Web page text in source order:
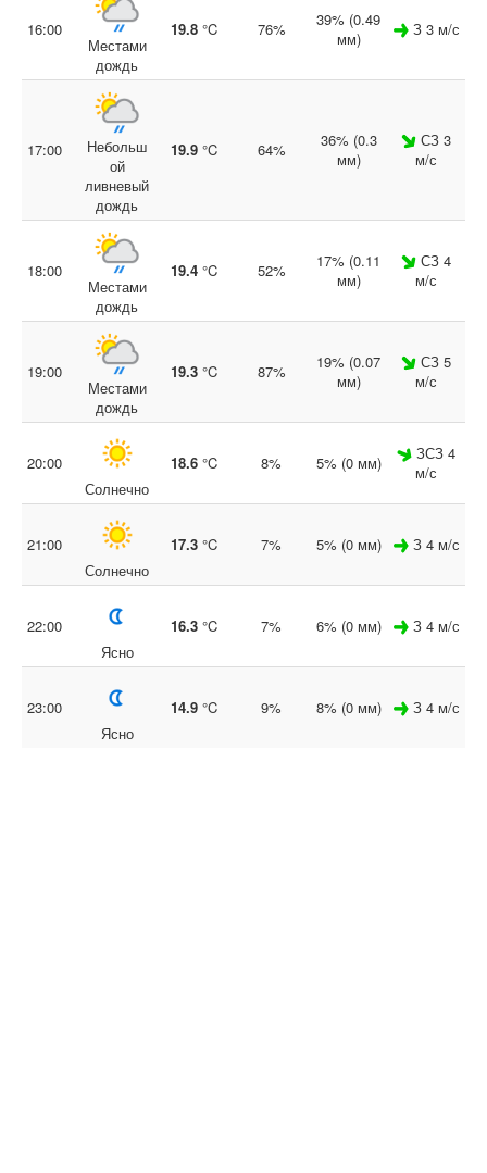
16:00
Местами
дождь
19.8 °C 76%
39% (0.49
мм)
З 3 м/с
17:00
Небольш
ой
ливневый
дождь
19.9 °C 64%
36% (0.3
мм)
СЗ 3
м/с
18:00
Местами
дождь
19.4 °C 52%
17% (0.11
мм)
СЗ 4
м/с
19:00
Местами
дождь
19.3 °C 87%
19% (0.07
мм)
СЗ 5
м/с
20:00
Солнечно
18.6 °C 8% 5% (0 мм)
ЗСЗ 4
м/с
21:00
Солнечно
17.3 °C 7% 5% (0 мм) З 4 м/с
22:00
Ясно
16.3 °C 7% 6% (0 мм) З 4 м/с
23:00
Ясно
14.9 °C 9% 8% (0 мм) З 4 м/с